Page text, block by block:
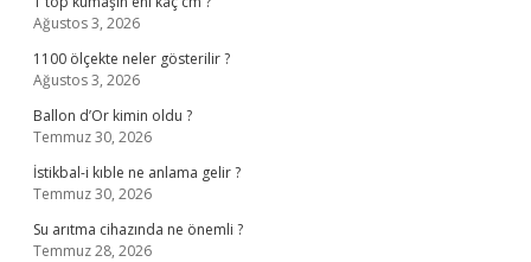
Ağustos 3, 2026
1100 ölçekte neler gösterilir ?
Ağustos 3, 2026
Ballon d’Or kimin oldu ?
Temmuz 30, 2026
İstikbal-i kıble ne anlama gelir ?
Temmuz 30, 2026
Su arıtma cihazında ne önemli ?
Temmuz 28, 2026